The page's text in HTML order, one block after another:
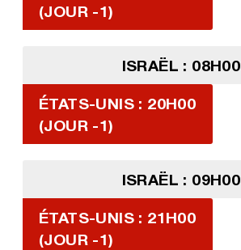
(JOUR -1)
ISRAËL : 08H00
ÉTATS-UNIS : 20H00
(JOUR -1)
ISRAËL : 09H00
ÉTATS-UNIS : 21H00
(JOUR -1)